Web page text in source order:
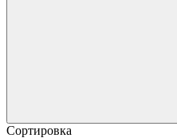
Сортировка